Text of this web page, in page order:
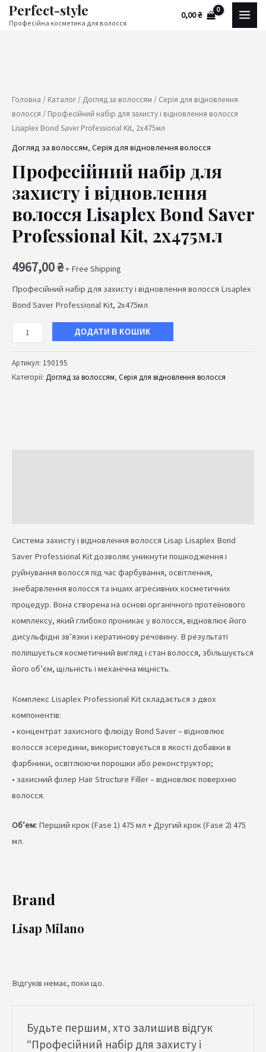
Перейти
Perfect-style
Професійна косметика для волосся
0,00₴
Головна / Каталог / Догляд за волоссям / Серія для відновлення
волосся / Професійний набір для захисту і відновлення волосся
Lisaplex Bond Saver Professional Kit, 2х475мл
Догляд за волоссям, Серія для відновлення волосся
Професійний набір для
захисту і відновлення
волосся Lisaplex Bond Saver
Professional Kit, 2х475мл
4967,00₴+ Free Shipping
Професійний набір для захисту і відновлення волосся Lisaplex
Bond Saver Professional Kit, 2х475мл
захисту
і
відновлення
волосся
Bond
Saver
Professional
2х475мл
ДОДАТИ В КОШИК
Артикул: 190195
Категорії: Догляд за волоссям, Серія для відновлення волосся
Система захисту і відновлення волосся Lisap Lisaplex Bond
Saver Professional Kit дозволяє уникнути пошкодження і
руйнування волосся під час фарбування, освітлення,
знебарвлення волосся та інших агресивних косметичних
процедур. Вона створена на основі органічного протеїнового
комплексу, який глибоко проникає у волосся, відновлює його
дисульфідні зв’язки і кератинову речовину. В результаті
поліпшується косметичний вигляд і стан волосся, збільшується
його об’єм, щільність і механічна міцність.
Комплекс Lisaplex Professional Kit складається з двох
компонентів:
• концентрат захисного флюїду Bond Saver – відновлює
волосся зсередини, використовується в якості добавки в
фарбники, освітлюючи порошки або реконструктор;
• захисний філер Hair Structure Filler – відновлює поверхню
волосся.
Об’ем: Перший крок (Fase 1) 475 мл + Другий крок (Fase 2) 475
мл.
Brand
Lisap Milano
Відгуків немає, поки що.
Будьте першим, хто залишив відгук
“Професійний набір для захисту і